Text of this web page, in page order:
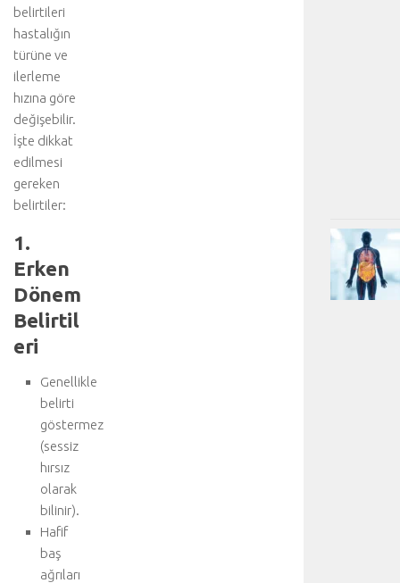
belirtileri
hastalığın
türüne ve
ilerleme
hızına göre
değişebilir.
İşte dikkat
edilmesi
gereken
belirtiler:
1.
Erken
Dönem
Belirtil
eri
Genellikle
belirti
göstermez
(sessiz
hırsız
olarak
bilinir).
Hafif
baş
ağrıları